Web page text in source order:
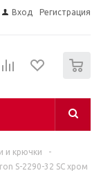
Вход Регистрация
и крючки
-
S-2290-32 SC хром